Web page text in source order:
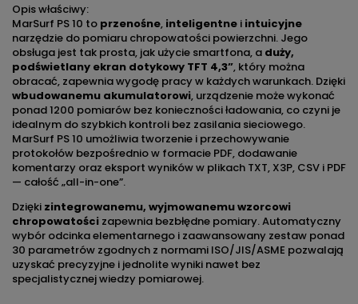
Opis właściwy:
MarSurf PS 10 to przenośne, inteligentne i intuicyjne
narzędzie do pomiaru chropowatości powierzchni. Jego
obsługa jest tak prosta, jak użycie smartfona, a duży,
podświetlany ekran dotykowy TFT 4,3”, który można
obracać, zapewnia wygodę pracy w każdych warunkach. Dzięki
wbudowanemu akumulatorowi, urządzenie może wykonać
ponad 1200 pomiarów bez konieczności ładowania, co czyni je
idealnym do szybkich kontroli bez zasilania sieciowego.
MarSurf PS 10 umożliwia tworzenie i przechowywanie
protokołów bezpośrednio w formacie PDF, dodawanie
komentarzy oraz eksport wyników w plikach TXT, X3P, CSV i PDF
— całość „all-in-one”.
Dzięki zintegrowanemu, wyjmowanemu wzorcowi
chropowatości zapewnia bezbłędne pomiary. Automatyczny
wybór odcinka elementarnego i zaawansowany zestaw ponad
30 parametrów zgodnych z normami ISO/JIS/ASME pozwalają
uzyskać precyzyjne i jednolite wyniki nawet bez
specjalistycznej wiedzy pomiarowej.